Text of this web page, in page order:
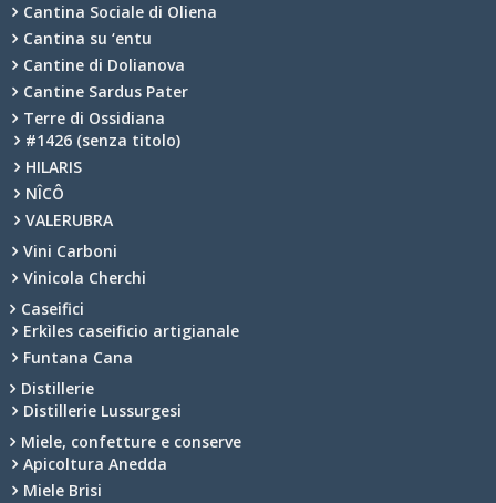
Cantina Sociale di Oliena
Cantina su ‘entu
Cantine di Dolianova
Cantine Sardus Pater
Terre di Ossidiana
#1426 (senza titolo)
HILARIS
NÎCÔ
VALERUBRA
Vini Carboni
Vinicola Cherchi
Caseifici
Erkìles caseificio artigianale
Funtana Cana
Distillerie
Distillerie Lussurgesi
Miele, confetture e conserve
Apicoltura Anedda
Miele Brisi